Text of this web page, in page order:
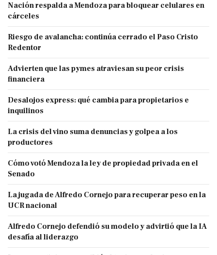
Nación respalda a Mendoza para bloquear celulares en
cárceles
Riesgo de avalancha: continúa cerrado el Paso Cristo
Redentor
Advierten que las pymes atraviesan su peor crisis
financiera
Desalojos express: qué cambia para propietarios e
inquilinos
La crisis del vino suma denuncias y golpea a los
productores
Cómo votó Mendoza la ley de propiedad privada en el
Senado
La jugada de Alfredo Cornejo para recuperar peso en la
UCR nacional
Alfredo Cornejo defendió su modelo y advirtió que la IA
desafía al liderazgo